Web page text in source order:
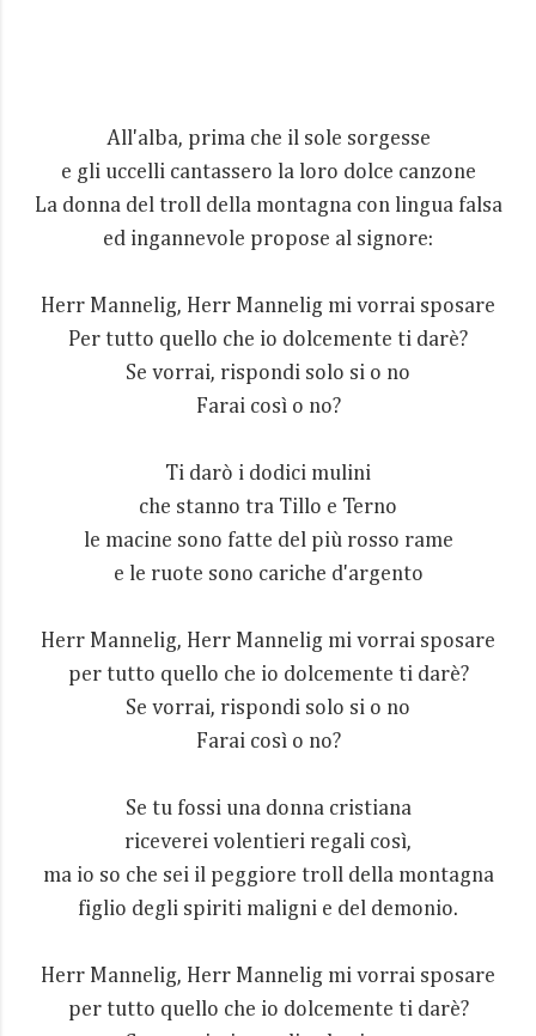
All'alba, prima che il sole sorgesse
e gli uccelli cantassero la loro dolce canzone
La donna del troll della montagna con lingua falsa
ed ingannevole propose al signore:
Herr Mannelig, Herr Mannelig mi vorrai sposare
Per tutto quello che io dolcemente ti darè?
Se vorrai, rispondi solo si o no
Farai così o no?
Ti darò i dodici mulini
che stanno tra Tillo e Terno
le macine sono fatte del più rosso rame
e le ruote sono cariche d'argento
Herr Mannelig, Herr Mannelig mi vorrai sposare
per tutto quello che io dolcemente ti darè?
Se vorrai, rispondi solo si o no
Farai così o no?
Se tu fossi una donna cristiana
riceverei volentieri regali così,
ma io so che sei il peggiore troll della montagna
figlio degli spiriti maligni e del demonio.
Herr Mannelig, Herr Mannelig mi vorrai sposare
per tutto quello che io dolcemente ti darè?